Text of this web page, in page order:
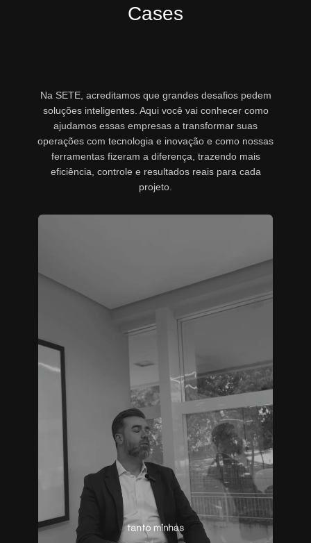
Cases
Na SETE, acreditamos que grandes desafios pedem
soluções inteligentes. Aqui você vai conhecer como
ajudamos essas empresas a transformar suas
operações com tecnologia e inovação e como nossas
ferramentas fizeram a diferença, trazendo mais
eficiência, controle e resultados reais para cada
projeto.